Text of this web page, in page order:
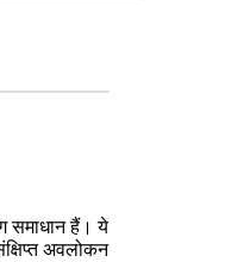
समाधान हैं। ये
अवलोकन